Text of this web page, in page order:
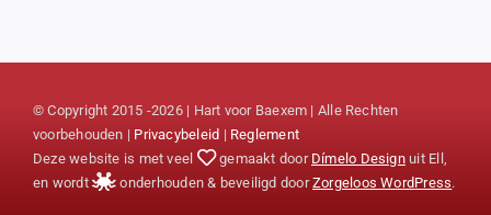
© Copyright 2015 -2026 | Hart voor Baexem | Alle Rechten
voorbehouden | Privacybeleid | Reglement
Deze website is met veel
gemaakt door Dímelo Designuit Ell,
en wordt
onderhouden & beveiligd doorZorgeloos WordPress.